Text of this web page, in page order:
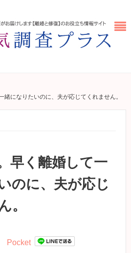
になりたいのに、夫が応じてくれません。
早く離婚して一
のに、夫が応じ
。
Pocket